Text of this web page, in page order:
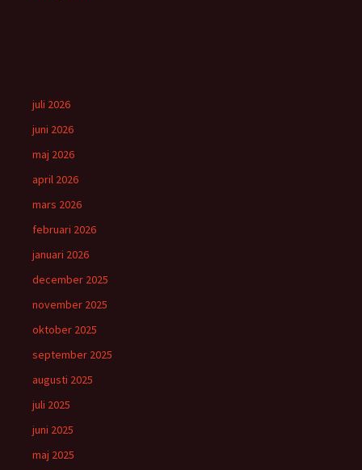
juli 2026
juni 2026
maj 2026
april 2026
mars 2026
februari 2026
januari 2026
december 2025
november 2025
oktober 2025
september 2025
augusti 2025
juli 2025
juni 2025
maj 2025